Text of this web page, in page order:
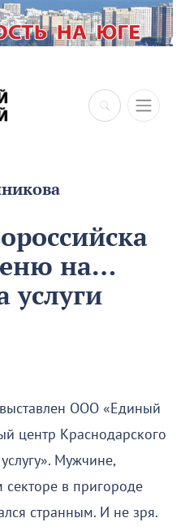
×
на…
услуги
ООО «Единый
центр Краснодарского
Мужчине,
в пригороде
странным. И не зря.